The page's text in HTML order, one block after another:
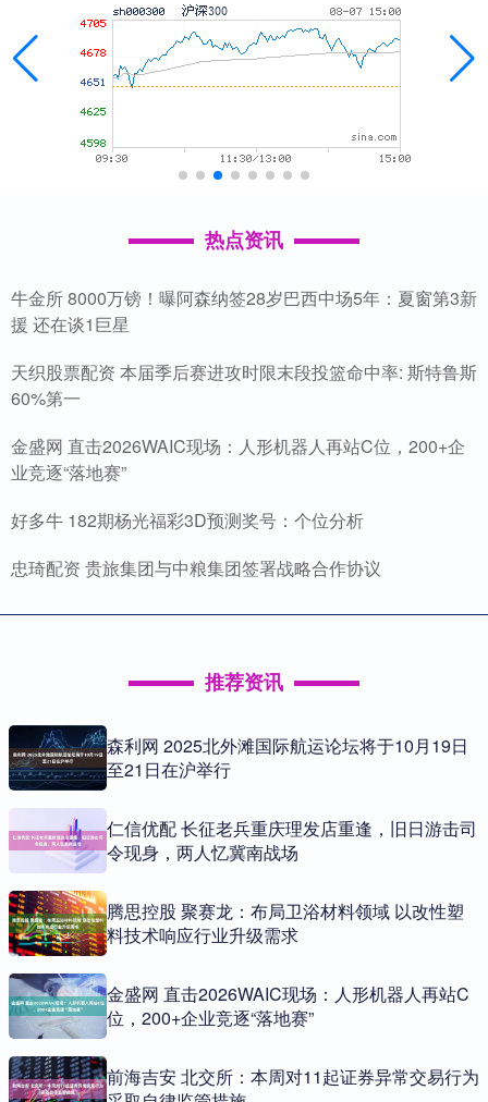
热点资讯
牛金所 8000万镑！曝阿森纳签28岁巴西中场5年：夏窗第3新
援 还在谈1巨星
天织股票配资 本届季后赛进攻时限末段投篮命中率: 斯特鲁斯
60%第一
金盛网 直击2026WAIC现场：人形机器人再站C位，200+企
业竞逐“落地赛”
好多牛 182期杨光福彩3D预测奖号：个位分析
忠琦配资 贵旅集团与中粮集团签署战略合作协议
推荐资讯
森利网 2025北外滩国际航运论坛将于10月19日
至21日在沪举行
仁信优配 长征老兵重庆理发店重逢，旧日游击司
令现身，两人忆冀南战场
腾思控股 聚赛龙：布局卫浴材料领域 以改性塑
料技术响应行业升级需求
金盛网 直击2026WAIC现场：人形机器人再站C
位，200+企业竞逐“落地赛”
前海吉安 北交所：本周对11起证券异常交易行为